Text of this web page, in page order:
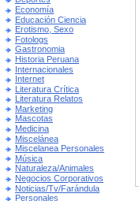
Economía
Educación Ciencia
Erotismo, Sexo
Fotologs
Gastronomia
Historia Peruana
Internacionales
Internet
Literatura Crítica
Literatura Relatos
Marketing
Mascotas
Medicina
Miscelánea
Miscelanea Personales
Música
Naturaleza/Animales
Negocios Corporativos
Noticias/Tv/Farándula
Personales